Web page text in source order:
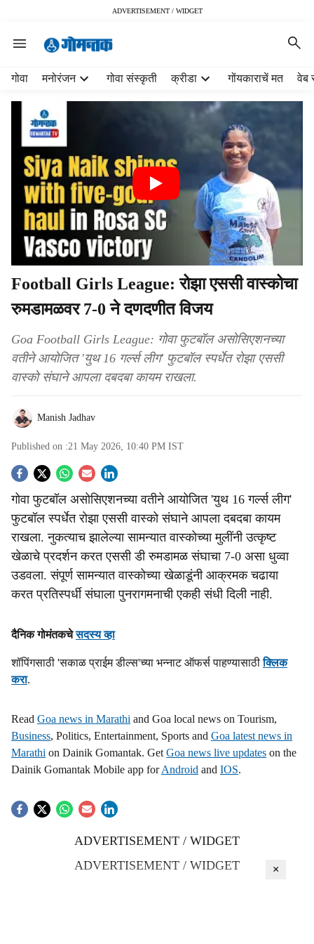
ADVERTISEMENT / WIDGET
गोवा मनोरंजन गोवा संस्कृती क्रीडा गोंयकाराचें मत वेब
Football Girls League: रोझा एससी वास्कोचा
रुमडामळवर 7-0 ने दणदणीत विजय
Goa Football Girls League: गोवा फुटबॉल असोसिएशनच्या
वतीने आयोजित 'युथ 16 गर्ल्स लीग' फुटबॉल स्पर्धेत रोझा एससी
वास्को संघाने आपला दबदबा कायम राखला.
Manish Jadhav
Published on :21 May 2026, 10:40 PM IST
S
o
c
i
a
h
r
e
गोवा फुटबॉल असोसिएशनच्या वतीने आयोजित 'युथ 16 गर्ल्स लीग'
फुटबॉल स्पर्धेत रोझा एससी वास्को संघाने आपला दबदबा कायम
राखला. नुकत्याच झालेल्या सामन्यात वास्कोच्या मुलींनी उत्कृष्ट
खेळाचे प्रदर्शन करत एससी डी रुमडामळ संघाचा 7-0 असा धुव्वा
उडवला. संपूर्ण सामन्यात वास्कोच्या खेळाडूंनी आक्रमक चढाया
करत प्रतिस्पर्धी संघाला पुनरागमनाची एकही संधी दिली नाही.
दैनिक गोमंतकचेसदस्य व्हा
शॉपिंगसाठी 'सकाळ प्राईम डील्स'च्या भन्नाट ऑफर्स पाहण्यासाठीक्लिक
करा.
Read Goa news in Marathi and Goa local news on Tourism,
Business, Politics, Entertainment, Sports and Goa latest news in
Marathi on Dainik Gomantak. Get Goa news live updates on the
Dainik Gomantak Mobile app forAndroid and IOS.
ADVERTISEMENT / WIDGET
ADVERTISEMENT / WIDGET
×